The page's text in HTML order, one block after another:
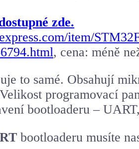
zde.
item/
, cena: méně
to samé. Obsahují
programovací
bootloaderu –
bootloaderu musíte